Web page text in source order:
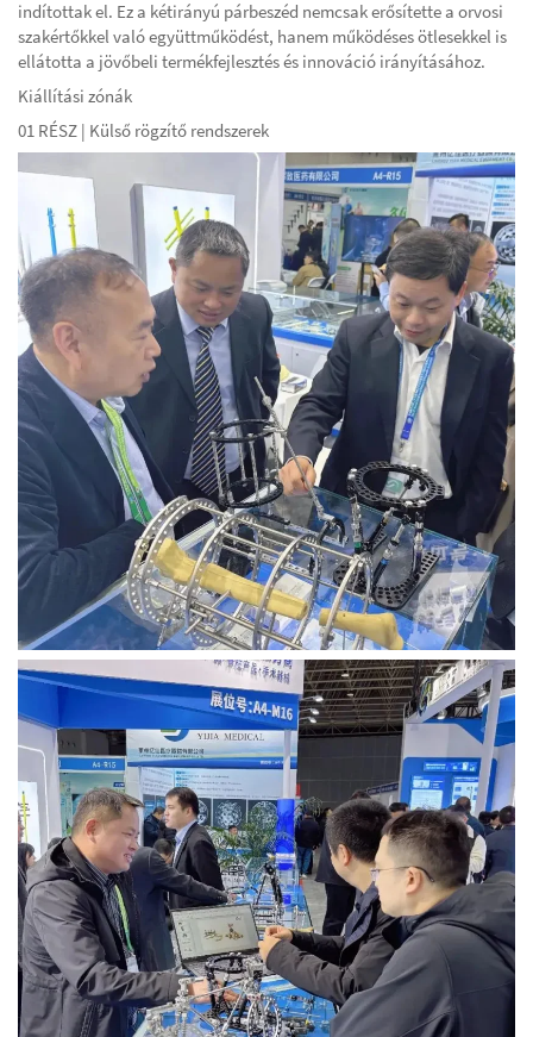
indítottak el. Ez a kétirányú párbeszéd nemcsak erősítette a orvosi
szakértőkkel való együttműködést, hanem működéses ötlesekkel is
ellátotta a jövőbeli termékfejlesztés és innováció irányításához.
Kiállítási zónák
01 RÉSZ | Külső rögzítő rendszerek